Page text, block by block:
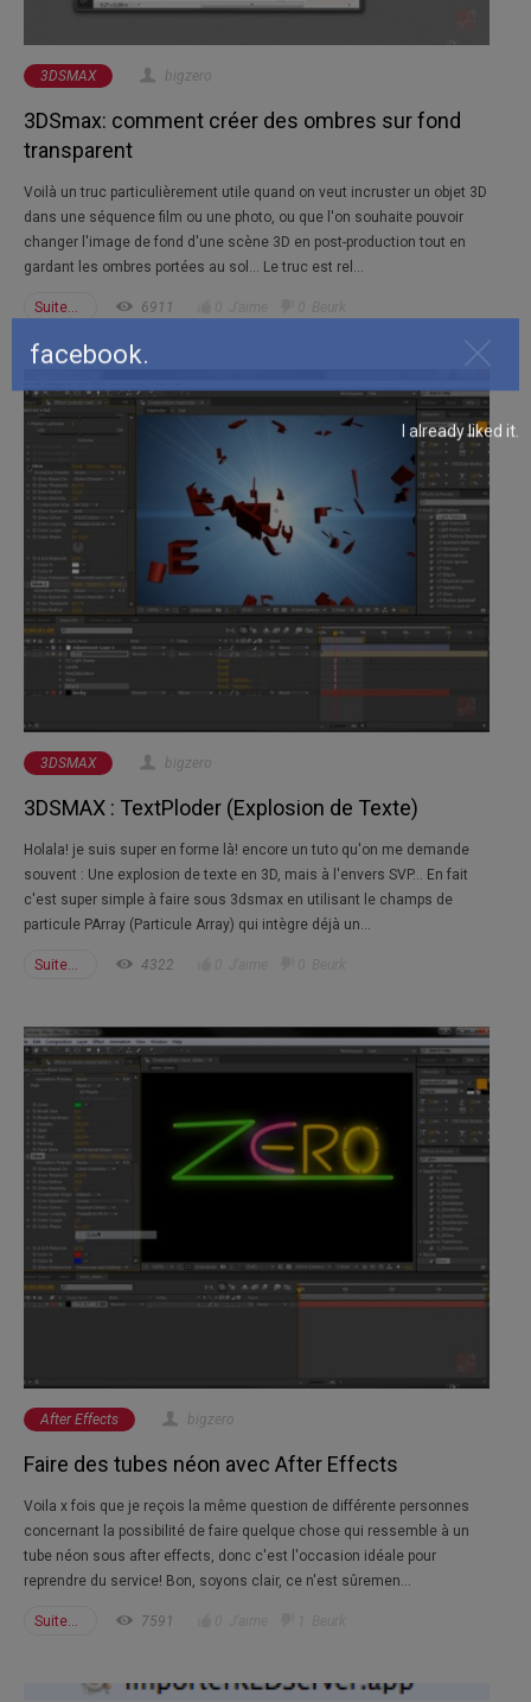
3DSMAX bigzero
3DSmax: comment créer des ombres sur fond
transparent
Voilà un truc particulièrement utile quand on veut incruster un objet 3D
dans une séquence film ou une photo, ou que l'on souhaite pouvoir
changer l'image de fond d'une scène 3D en post-production tout en
gardant les ombres portées au sol... Le truc est rel...
Suite... 6911
3DSMAX bigzero
3DSMAX : TextPloder (Explosion de Texte)
Holala! je suis super en forme là! encore un tuto qu'on me demande
souvent : Une explosion de texte en 3D, mais à l'envers SVP... En fait
c'est super simple à faire sous 3dsmax en utilisant le champs de
particule PArray (Particule Array) qui intègre déjà un...
Suite... 4322
After Effects bigzero
Faire des tubes néon avec After Effects
Voila x fois que je reçois la même question de différente personnes
concernant la possibilité de faire quelque chose qui ressemble à un
tube néon sous after effects, donc c'est l'occasion idéale pour
reprendre du service! Bon, soyons clair, ce n'est sûremen...
Suite... 7591
facebook.
I already liked it.